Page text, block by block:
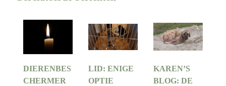
DIERENBES
CHERMER
LID: ENIGE
OPTIE
KAREN’S
BLOG: DE